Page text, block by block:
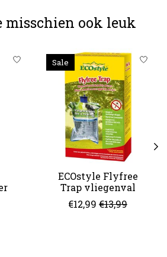
misschien ook leuk
Sale
ECOstyle Flyfree
Trap vliegenval
€12,99 €13,99